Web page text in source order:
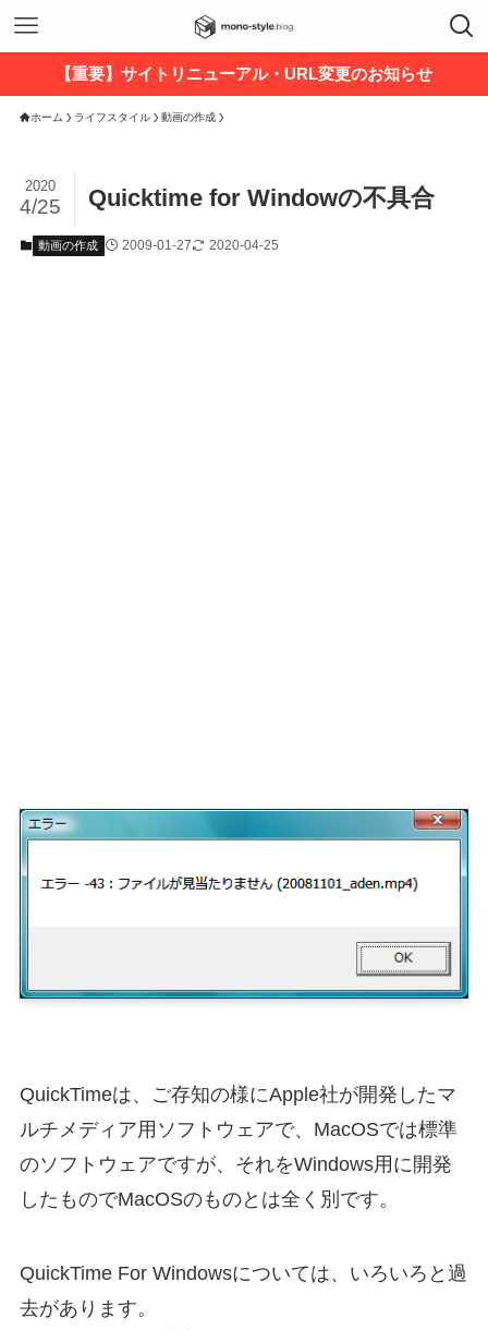
【重要】サイトリニューアル・URL変更のお知らせ
ホーム ライフスタイル 動画の作成
Quicktime for Windowの不具合
2020
4/25
動画の作成 2009-01-27 2020-04-25
QuickTimeは、ご存知の様にApple社が開発したマ
ルチメディア用ソフトウェアで、MacOSでは標準
のソフトウェアですが、それをWindows用に開発
したものでMacOSのものとは全く別です。
QuickTime For Windowsについては、いろいろと過
去があります。